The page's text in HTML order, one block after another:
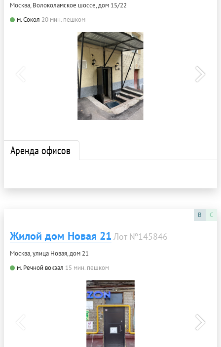
Москва, Волоколамское шоссе, дом 15/22
м. Сокол 20 мин. пешком
Аренда офисов
B C
Жилой дом Новая 21 Лот №145846
Москва, улица Новая, дом 21
м. Речной вокзал 15 мин. пешком